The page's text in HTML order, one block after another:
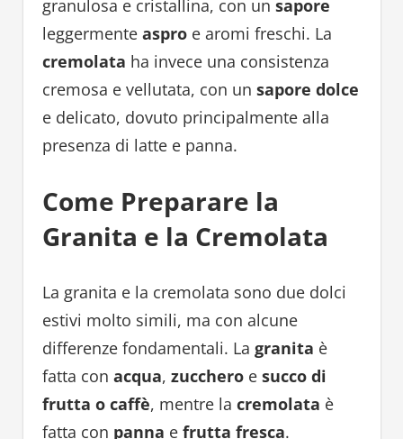
granulosa e cristallina, con un sapore
leggermente asproe aromi freschi. La
cremolata ha invece una consistenza
cremosa e vellutata, con un sapore dolce
e delicato, dovuto principalmente alla
presenza di latte e panna.
Come Preparare la
Granita e la Cremolata
La granita e la cremolata sono due dolci
estivi molto simili, ma con alcune
differenze fondamentali. La granita è
fatta con acqua, zuccheroe succo di
frutta o caffè, mentre la cremolata è
fatta con panna e frutta fresca.